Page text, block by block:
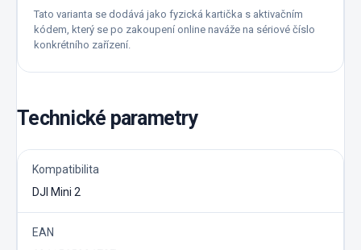
Tato varianta se dodává jako fyzická kartička s aktivačním
kódem, který se po zakoupení online naváže na sériové číslo
konkrétního zařízení.
Technické parametry
Kompatibilita
DJI Mini 2
EAN